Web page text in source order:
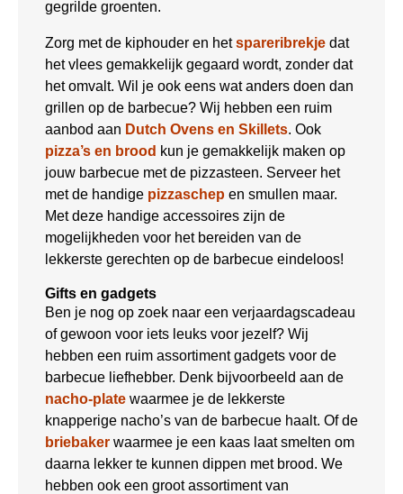
gegrilde groenten.
Zorg met de kiphouder en hetspareribrekje dat
het vlees gemakkelijk gegaard wordt, zonder dat
het omvalt. Wil je ook eens wat anders doen dan
grillen op de barbecue? Wij hebben een ruim
aanbod aan Dutch Ovens en Skillets. Ook
pizza’s en brood kun je gemakkelijk maken op
jouw barbecue met de pizzasteen. Serveer het
met de handige pizzaschep en smullen maar.
Met deze handige accessoires zijn de
mogelijkheden voor het bereiden van de
lekkerste gerechten op de barbecue eindeloos!
Gifts en gadgets
Ben je nog op zoek naar een verjaardagscadeau
of gewoon voor iets leuks voor jezelf? Wij
hebben een ruim assortiment gadgets voor de
barbecue liefhebber. Denk bijvoorbeeld aan de
nacho-plate waarmee je de lekkerste
knapperige nacho’s van de barbecue haalt. Of de
briebaker waarmee je een kaas laat smelten om
daarna lekker te kunnen dippen met brood. We
hebben ook een groot assortiment van